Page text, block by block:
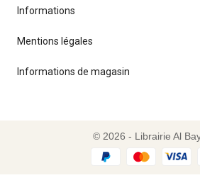
Informations
Mentions légales
Informations de magasin
© 2026 - Librairie Al